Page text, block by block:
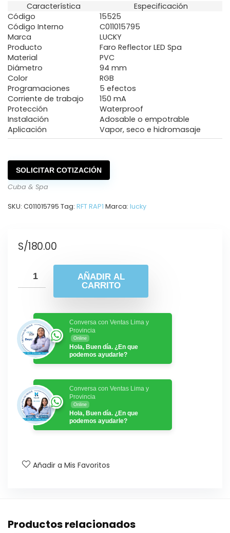
Característica
Especificación
Código
15525
Código Interno
C011015795
Marca
LUCKY
Producto
Faro Reflector LED Spa
Material
PVC
Diámetro
94 mm
Color
RGB
Programaciones
5 efectos
Corriente de trabajo
150 mA
Protección
Waterproof
Instalación
Adosable o empotrable
Aplicación
Vapor, seco e hidromasaje
SOLICITAR COTIZACIÓN
Cuba & Spa
SKU: C011015795 Tag: RFT RAP1 Marca: lucky
S/180.00
AÑADIR AL
CARRITO
Conversa con Ventas Lima y
Provincia
Online
Hola, Buen día. ¿En que
podemos ayudarle?
Conversa con Ventas Lima y
Provincia
Online
Hola, Buen día. ¿En que
podemos ayudarle?
Añadir a Mis Favoritos
Productos relacionados